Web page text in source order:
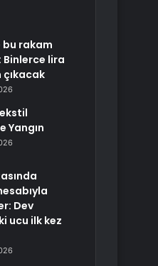
bu rakam
Binlerce lira
Yangın
Dev
ucu ilk kez